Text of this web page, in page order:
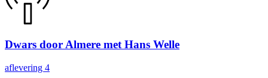
Dwars door Almere met Hans Welle
aflevering 4